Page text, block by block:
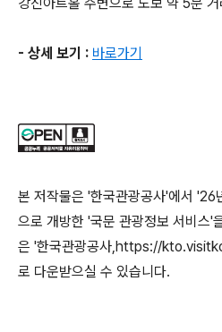
- 상세 보기 : 바로가기
본 저작물은 '한국관광공사'에서 '26
으로 개방한 '국문 관광정보 서비스'
은 '한국관광공사,https://
로 다운받으실 수 있습니다.